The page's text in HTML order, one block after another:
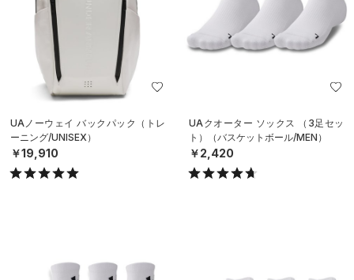
UAノーウェイ バックパック（トレ
ーニング/UNISEX）
￥19,910
UAクオーター ソックス （3足セッ
ト）（バスケットボール/MEN）
￥2,420